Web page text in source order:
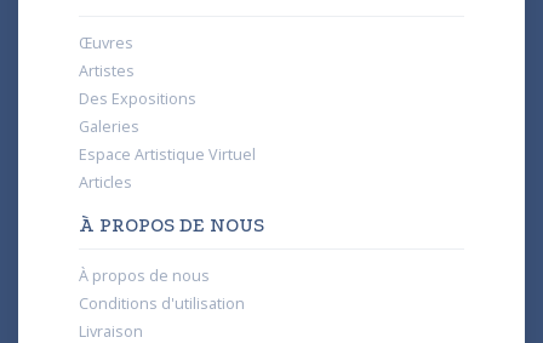
Œuvres
Artistes
Des Expositions
Galeries
Espace Artistique Virtuel
Articles
À PROPOS DE NOUS
À propos de nous
Conditions d'utilisation
Livraison